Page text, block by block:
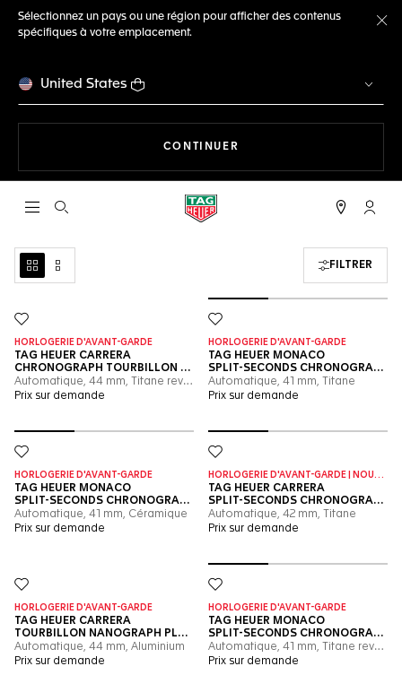
Sélectionnez un pays ou une région pour afficher des contenus
spécifiques à votre emplacement.
United States
CONTINUER
Ouvrir la barre de recherche